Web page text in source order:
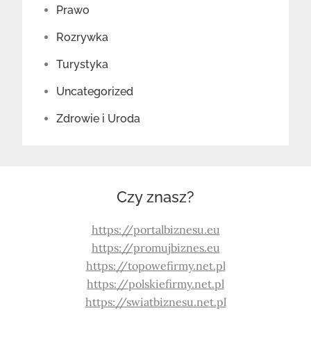
Prawo
Rozrywka
Turystyka
Uncategorized
Zdrowie i Uroda
Czy znasz?
https://portalbiznesu.eu
https://promujbiznes.eu
https://topowefirmy.net.pl
https://polskiefirmy.net.pl
https://swiatbiznesu.net.pl